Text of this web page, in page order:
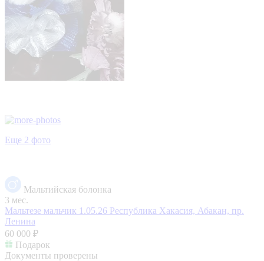
Еще 2 фото
Мальтийская болонка
3 мес.
Мальтезе мальчик 1.05.26 Республика Хакасия, Абакан, пр.
Ленина
60 000 ₽
Подарок
Документы проверены